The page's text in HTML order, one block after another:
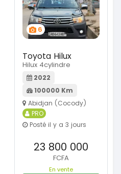
6
Toyota Hilux
Hilux 4cylindre
2022
100000 Km
Abidjan (Cocody)
PRO
Posté il y a 3 jours
23 800 000
FCFA
En vente